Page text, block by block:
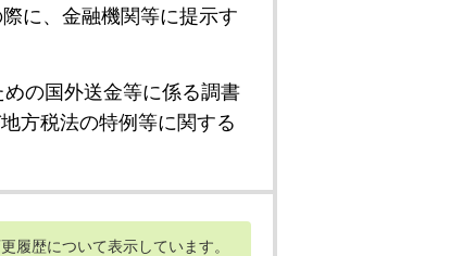
に、金融機関等に提示す
の国外送金等に係る調書
方税法の特例等に関する
履歴について表示しています。